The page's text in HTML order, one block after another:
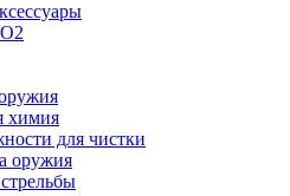
химия
для чистки
оружия